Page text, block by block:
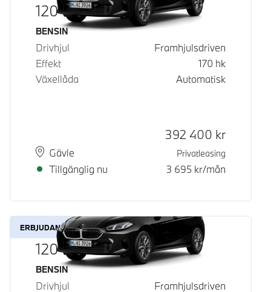
120
Bränsle
BENSIN
Drivhjul
Framhjulsdriven
Effekt
170 hk
Växellåda
Automatisk
PlatsGävle
Leveranstid
Tillgänglig nu
Kontantpris
392 400 kr
Privatleasing
3 695 kr/mån
ERBJUDANDE
120
Bränsle
BENSIN
Drivhjul
Framhjulsdriven